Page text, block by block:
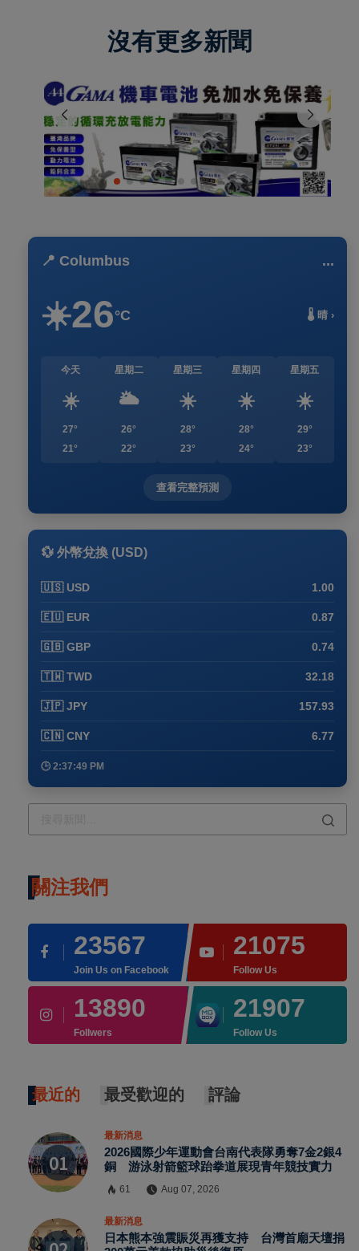
沒有更多新聞
📍 Columbus ...
☀️26°C 🌡️ 晴 ›
今天
☀️
27°
21°
星期二
🌥️
26°
22°
星期三
☀️
28°
23°
星期四
☀️
28°
24°
星期五
☀️
29°
23°
查看完整預測
💱 外幣兌換 (USD)
🇺🇸 USD 1.00
🇪🇺 EUR 0.87
🇬🇧 GBP 0.74
🇹🇼 TWD 32.18
🇯🇵 JPY 157.93
🇨🇳 CNY 6.77
🕒 2:37:59 PM
關注我們
23567
Join Us on Facebook
21075
Follow Us
13890
Follwers
21907
Follow Us
最近的 最受歡迎的 評論
最新消息
2026國際少年運動會台南代表隊勇奪7金2銀4
銅 游泳射箭籃球跆拳道展現青年競技實力
61 Aug 07, 2026
最新消息
日本熊本強震賑災再獲支持 台灣首廟天壇捐
×